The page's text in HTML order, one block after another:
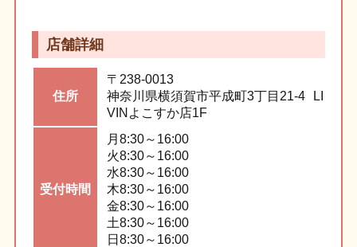
店舗詳細
住所
〒238-0013
神奈川県横須賀市平成町3丁目21-4
LI
VINよこすか店1F
受付時間
月 8:30～16:00
火8:30～16:00
水8:30～16:00
木8:30～16:00
金8:30～16:00
土8:30～16:00
日 8:30～16:00